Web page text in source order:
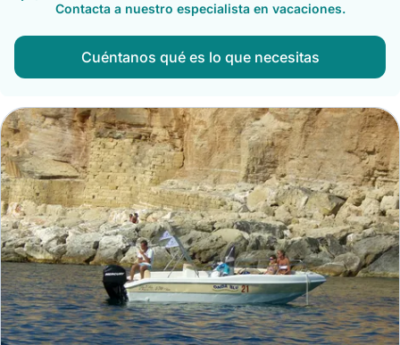
Contacta a nuestro especialista en vacaciones.
Cuéntanos qué es lo que necesitas